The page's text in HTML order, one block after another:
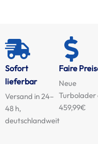
Sofort
lieferbar
Versand in 24–
48 h,
deutschlandweit
Faire
Neue
Turbolader
459,99€